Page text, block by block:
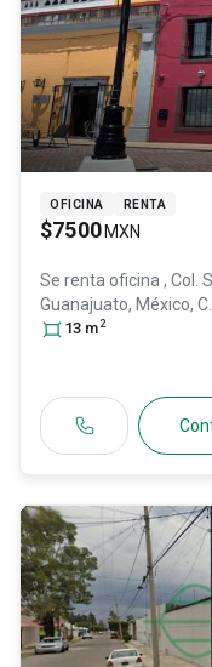
OFICINA RENTA
$7500 MXN
Se renta oficina , Col.
Guanajuato, México,
13 m2